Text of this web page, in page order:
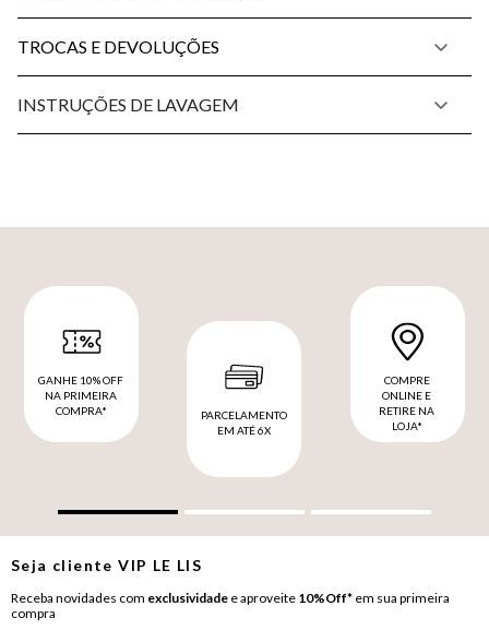
TROCAS E DEVOLUÇÕES
INSTRUÇÕES DE LAVAGEM
GANHE 10% OFF
NA PRIMEIRA
COMPRA*
PARCELAMENTO
EM ATÉ 6X
COMPRE
ONLINE E
RETIRE NA
LOJA*
Seja clienteVIP LE LIS
Receba novidades com exclusividade e aproveite 10%Off* em sua primeira
compra